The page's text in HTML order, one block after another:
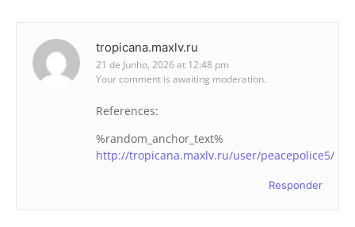
tropicana.maxlv.ru
21 de Junho, 2026 at 12:48 pm
Your comment is awaiting moderation.
References:
%random_anchor_text%
http://tropicana.maxlv.ru/user/peacepolice5/
Responder